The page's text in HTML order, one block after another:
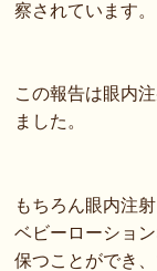
察されています。
この報告は眼内
ました。
もちろん眼内注
ベビーローショ
保つことができ